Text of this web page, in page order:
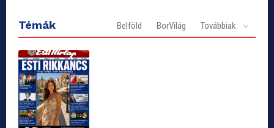
Témák Belföld BorVilág Továbbiak